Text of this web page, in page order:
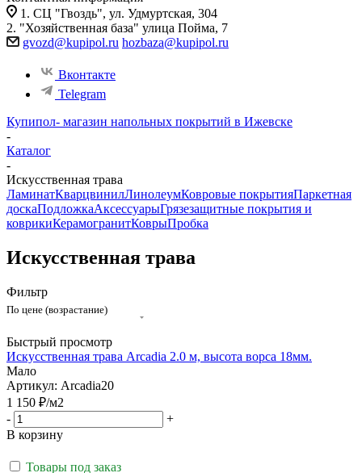
1. СЦ "Гвоздь", ул. Удмуртская, 304
2. "Хозяйственная база" улица Пойма, 7
gvozd@kupipol.ru hozbaza@kupipol.ru
Вконтакте
Telegram
Купипол- магазин напольных покрытий в Ижевске
-
Каталог
-
Искусственная трава
ЛаминатКварцвинилЛинолеумКовровые покрытияПаркетная
доскаПодложкаАксессуарыГрязезащитные покрытия и
коврикиКерамогранитКоврыПробка
Искусственная трава
Фильтр
По цене (возрастание)
Быстрый просмотр
Искусственная трава Arcadia 2.0 м, высота ворса 18мм.
Мало
Артикул: Arcadia20
1 150 ₽/м2
-
+
В корзину
Товары под заказ